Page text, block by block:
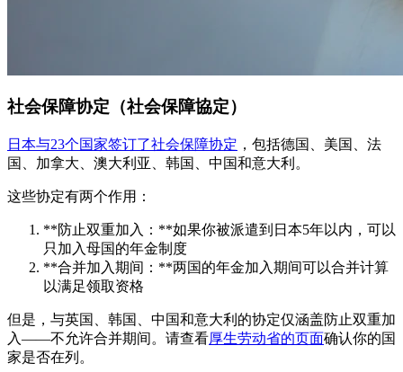
社会保障协定（社会保障協定）
日本与23个国家签订了社会保障协定 ，包括德国、美国、法
国、加拿大、澳大利亚、韩国、中国和意大利。
这些协定有两个作用：
**防止双重加入：**如果你被派遣到日本5年以内，可以
只加入母国的年金制度
**合并加入期间：**两国的年金加入期间可以合并计算
以满足领取资格
但是，与英国、韩国、中国和意大利的协定仅涵盖防止双重加
入——不允许合并期间。请查看厚生劳动省的页面确认你的国
家是否在列。